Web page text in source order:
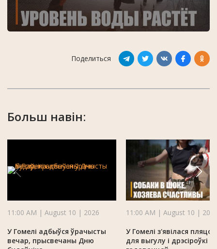
Поделиться
Больш навін:
11:00 AM | August 10 | 2026
У Гомелі адбыўся ўрачысты
вечар, прысвечаны Дню
11:00 AM | August 10 |
У Гомелі з'явілася
для выгулу і дрэсіроўкі